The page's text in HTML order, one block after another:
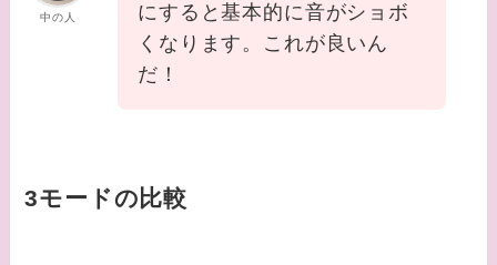
中の人
にすると基本的に音がショボ
くなります。これが良いん
だ！
3モードの比較